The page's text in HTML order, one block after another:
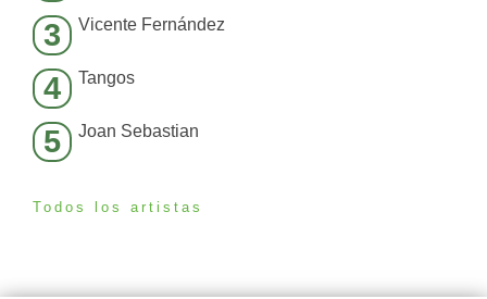
3 Vicente Fernández
4 Tangos
5 Joan Sebastian
Todos los artistas